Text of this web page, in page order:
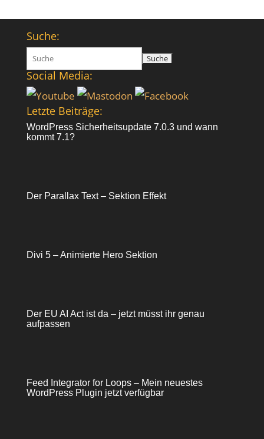
Suche:
Suchen
nach:
Social Media:
Letzte Beiträge:
WordPress Sicherheitsupdate 7.0.3 und wann
kommt 7.1?
Der Parallax Text – Sektion Effekt
Divi 5 – Animierte Hero Sektion
Der EU AI Act ist da – jetzt müsst ihr genau
aufpassen
Feed Integrator for Loops – Mein neuestes
WordPress Plugin jetzt verfügbar